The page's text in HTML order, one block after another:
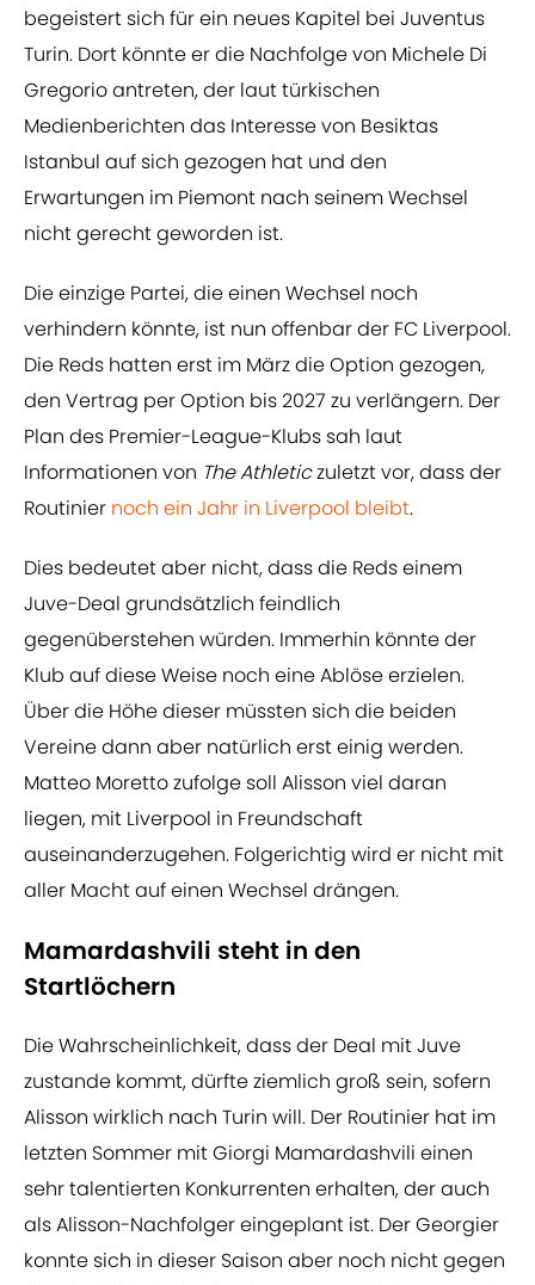
begeistert sich für ein neues Kapitel bei Juventus
Turin. Dort könnte er die Nachfolge von Michele Di
Gregorio antreten, der laut türkischen
Medienberichten das Interesse von Besiktas
Istanbul auf sich gezogen hat und den
Erwartungen im Piemont nach seinem Wechsel
nicht gerecht geworden ist.
Die einzige Partei, die einen Wechsel noch
verhindern könnte, ist nun offenbar der FC Liverpool.
Die Reds hatten erst im März die Option gezogen,
den Vertrag per Option bis 2027 zu verlängern. Der
Plan des Premier-League-Klubs sah laut
Informationen von TheAthleticzuletzt vor, dass der
Routinier noch ein Jahr in Liverpool bleibt.
Dies bedeutet aber nicht, dass die Reds einem
Juve-Deal grundsätzlich feindlich
gegenüberstehen würden. Immerhin könnte der
Klub auf diese Weise noch eine Ablöse erzielen.
Über die Höhe dieser müssten sich die beiden
Vereine dann aber natürlich erst einig werden.
Matteo Moretto zufolge soll Alisson viel daran
liegen, mit Liverpool in Freundschaft
auseinanderzugehen. Folgerichtig wird er nicht mit
aller Macht auf einen Wechsel drängen.
Mamardashvili steht in den
Startlöchern
Die Wahrscheinlichkeit, dass der Deal mit Juve
zustande kommt, dürfte ziemlich groß sein, sofern
Alisson wirklich nach Turin will. Der Routinier hat im
letzten Sommer mit Giorgi Mamardashvili einen
sehr talentierten Konkurrenten erhalten, der auch
als Alisson-Nachfolger eingeplant ist. Der Georgier
konnte sich in dieser Saison aber noch nicht gegen